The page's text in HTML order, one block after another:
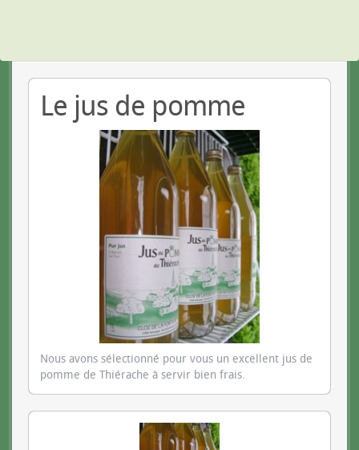
Le jus de pomme
Nous avons sélectionné pour vous un excellent jus de
pomme de Thiérache à servir bien frais.